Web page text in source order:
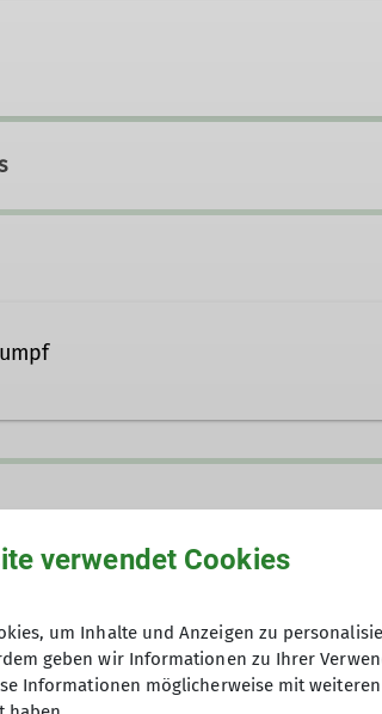
begeisterte Wanderer und
verwendet Cookies
um Inhalte und Anzeigen zu
geben wir Informationen zu Ihrer
Informationen möglicherweise mit